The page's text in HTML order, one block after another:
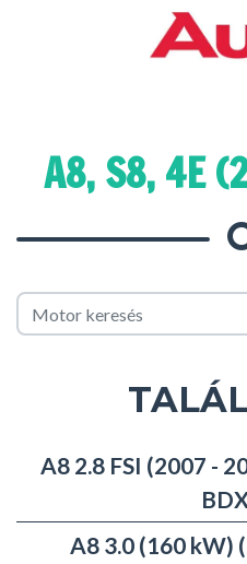
A8, S8, 4E
A8 2.8 FSI (2007 -
A8 3.0 (160 kW)